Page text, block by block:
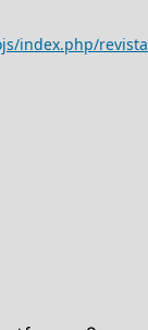
index.php/